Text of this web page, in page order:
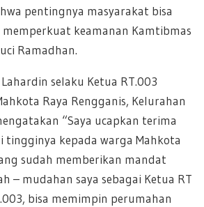
pentingnya masyarakat bisa
keamanan Kamtibmas
Ramadhan.
selaku Ketua RT.003
Raya Rengganis, Kelurahan
“Saya ucapkan terima
tingginya kepada warga Mahkota
sudah memberikan mandat
– mudahan saya sebagai Ketua RT
bisa memimpin perumahan